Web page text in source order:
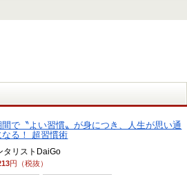
間で〝よい習慣〟が身につき、人生が思い通
なる！ 超習慣術
タリストDaiGo
円（税抜）